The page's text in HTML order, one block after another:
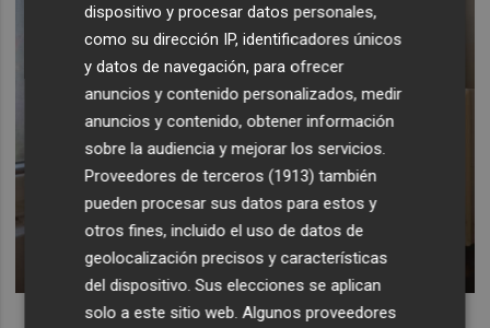
dispositivo y procesar datos personales,
como su dirección IP, identificadores únicos
y datos de navegación, para ofrecer
anuncios y contenido personalizados, medir
anuncios y contenido, obtener información
sobre la audiencia y mejorar los servicios.
Proveedores de terceros (1913) también
pueden procesar sus datos para estos y
otros fines, incluido el uso de datos de
geolocalización precisos y características
del dispositivo. Sus elecciones se aplican
solo a este sitio web. Algunos proveedores